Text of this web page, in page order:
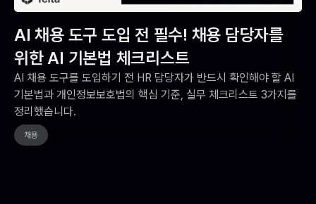
AI 채용 도구 도입 전 필수! 채용 담당자를
위한 AI 기본법 체크리스트
AI 채용 도구를 도입하기 전 HR 담당자가 반드시 확인해야 할 AI
기본법과 개인정보보호법의 핵심 기준, 실무 체크리스트 3가지를
정리했습니다.
채용